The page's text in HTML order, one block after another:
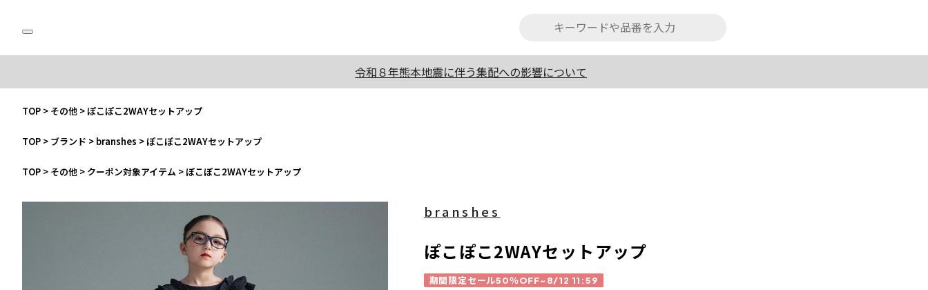
令和８年熊本地震に伴う集配への影響について
TOP > その他 > ぽこぽこ2WAYセットアップ
TOP > ブランド > branshes > ぽこぽこ2WAYセットアップ
TOP > その他 > クーポン対象アイテム > ぽこぽこ2WAYセットアップ
branshes
ぽこぽこ2WAYセットアップ
期間限定セール50％OFF~8/12 11:59